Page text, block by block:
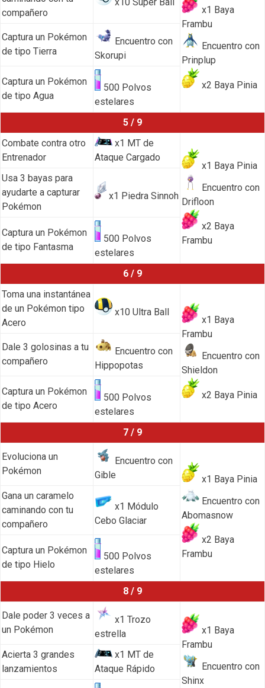
compañero
x1 Baya
Frambu
Encuentro con
Prinplup
x2 Baya Pinia
Captura un Pokémon
de tipo Tierra
Encuentro con
Skorupi
Captura un Pokémon
de tipo Agua
500 Polvos
estelares
5 / 9
Combate contra otro
Entrenador
x1 MT de
Ataque Cargado
x1 Baya Pinia
Encuentro con
Drifloon
x2 Baya
Frambu
Usa 3 bayas para
ayudarte a capturar
Pokémon
x1 Piedra Sinnoh
Captura un Pokémon
de tipo Fantasma
500 Polvos
estelares
6 / 9
Toma una instantánea
de un Pokémon tipo
Acero
x10 Ultra Ball
x1 Baya
Frambu
Encuentro con
Shieldon
x2 Baya Pinia
Dale 3 golosinas a tu
compañero
Encuentro con
Hippopotas
Captura un Pokémon
de tipo Acero
500 Polvos
estelares
7 / 9
Evoluciona un
Pokémon
Encuentro con
Gible
x1 Baya Pinia
Encuentro con
Abomasnow
x2 Baya
Frambu
Gana un caramelo
caminando con tu
compañero
x1 Módulo
Cebo Glaciar
Captura un Pokémon
de tipo Hielo
500 Polvos
estelares
8 / 9
Dale poder 3 veces a
un Pokémon
x1 Trozo
estrella
x1 Baya
Frambu
Encuentro con
Shinx
Acierta 3 grandes
lanzamientos
x1 MT de
Ataque Rápido